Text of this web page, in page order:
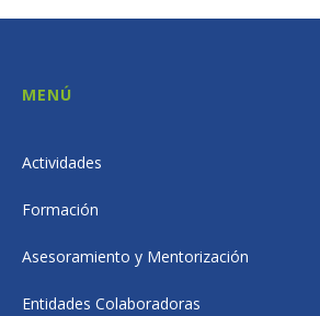
MENÚ
Actividades
Formación
Asesoramiento y Mentorización
Entidades Colaboradoras